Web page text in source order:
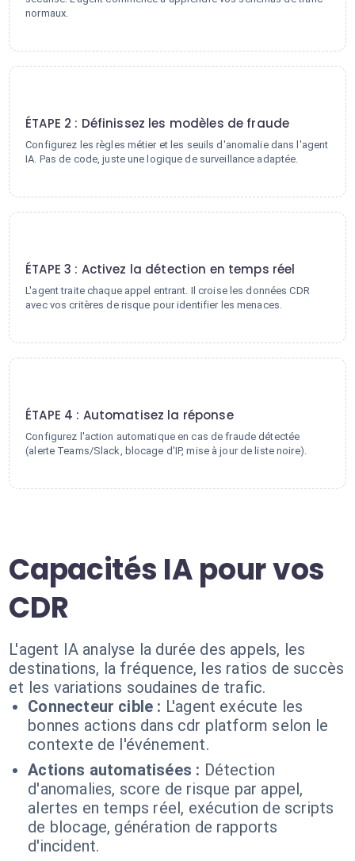
normaux.
ÉTAPE 2 : Définissez les modèles de fraude
Configurez les règles métier et les seuils d'anomalie dans l'agent
IA. Pas de code, juste une logique de surveillance adaptée.
ÉTAPE 3 : Activez la détection en temps réel
L'agent traite chaque appel entrant. Il croise les données CDR
avec vos critères de risque pour identifier les menaces.
ÉTAPE 4 : Automatisez la réponse
Configurez l'action automatique en cas de fraude détectée
(alerte Teams/Slack, blocage d'IP, mise à jour de liste noire).
Capacités IA pour vos
CDR
L'agent IA analyse la durée des appels, les
destinations, la fréquence, les ratios de succès
et les variations soudaines de trafic.
Connecteur cible : L'agent exécute les
bonnes actions dans cdr platform selon le
contexte de l'événement.
Actions automatisées : Détection
d'anomalies, score de risque par appel,
alertes en temps réel, exécution de scripts
de blocage, génération de rapports
d'incident.